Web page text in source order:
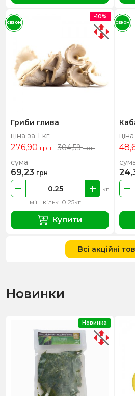
Гриби глива
ціна за 1 кг
276,90 грн 304,59грн
мін. кільк. 0.25кг
кг
сума
69,23 грн
Купити
-10%
СЕЗОН СЕЗОН
Всі акційні
Новинки
Новинка